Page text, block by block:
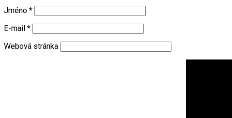
Jméno *
E-mail *
Webová stránka